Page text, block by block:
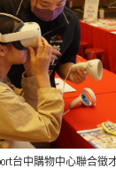
台中購物中心聯合徵